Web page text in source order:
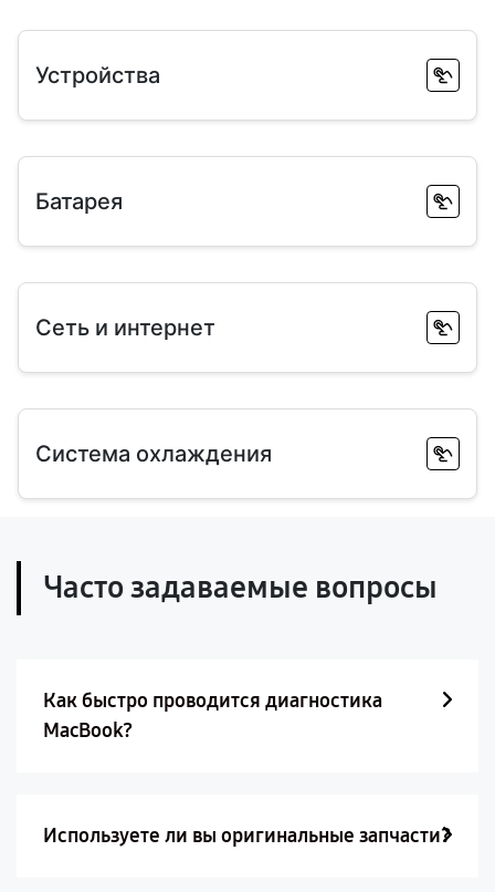
Устройства
Батарея
Сеть и интернет
Система охлаждения
Часто задаваемые вопросы
Как быстро проводится диагностика
MacBook?
Используете ли вы оригинальные запчасти?